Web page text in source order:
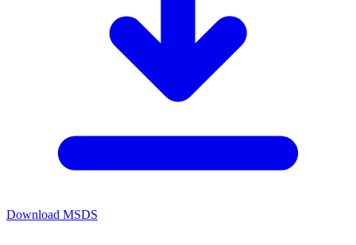
Download MSDS